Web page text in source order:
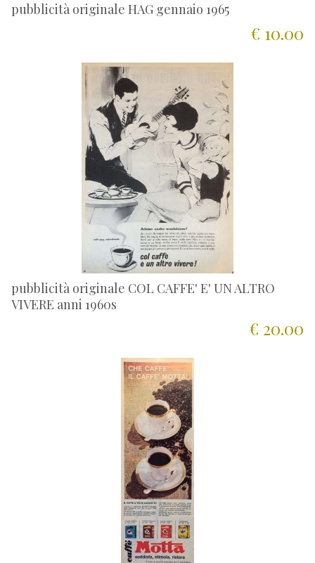
pubblicità originale HAG gennaio 1965
€ 10.00
pubblicità originale COL CAFFE' E' UN ALTRO
VIVERE anni 1960s
€ 20.00